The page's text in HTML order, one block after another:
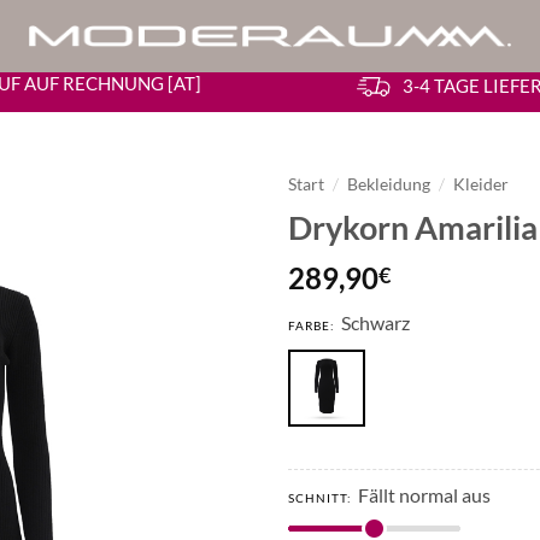
AUF RECHNUNG [AT] 3-4 TAGE
Start / Bekleidung / Kleider
Drykorn
289,90€
FARBE: Schwarz
SCHNITT: Fällt normal aus